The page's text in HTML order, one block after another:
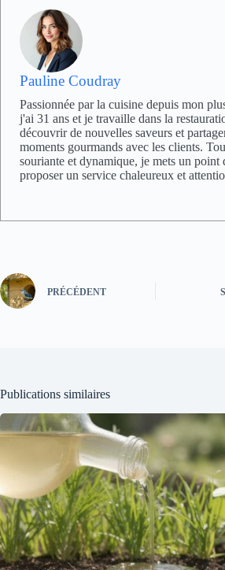
Pauline Coudray
Passionnée par la cuisine depuis mon
j'ai 31 ans et je travaille dans la
découvrir de nouvelles saveurs et
moments gourmands avec les clients.
souriante et dynamique, je mets un point
proposer un service chaleureux et
PRÉCÉDENT
Publications similaires